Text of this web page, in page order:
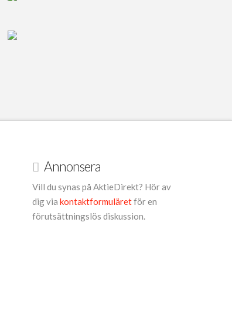
Annonsera
Vill du synas på AktieDirekt? Hör av
dig viakontaktformuläretför en
förutsättningslös diskussion.